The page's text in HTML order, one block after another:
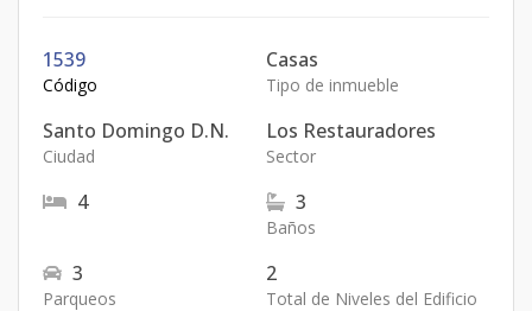
1539
Código
Casas
Tipo de inmueble
Santo Domingo D.N.
Ciudad
Los Restauradores
Sector
4 3
Baños
3
Parqueos
2
Total de Niveles del Edificio